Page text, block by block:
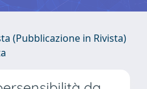
(Pubblicazione in Rivista)